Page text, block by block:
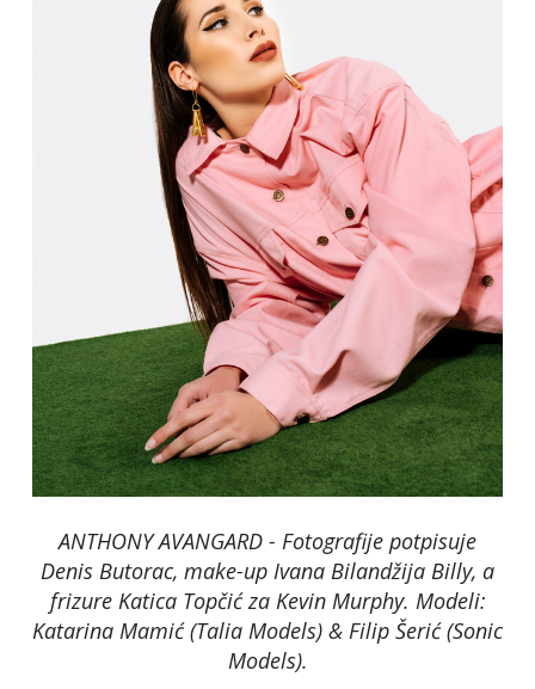
ANTHONY AVANGARD - Fotografije potpisuje
Denis Butorac, make-up Ivana Bilandžija Billy, a
frizure Katica Topčić za Kevin Murphy. Modeli:
Katarina Mamić (Talia Models) & Filip Šerić (Sonic
Models).